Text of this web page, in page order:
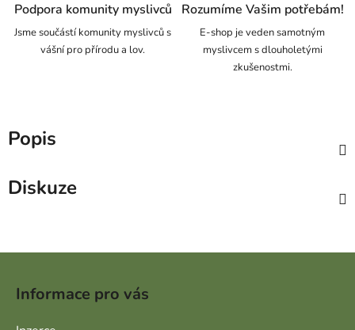
Podpora komunity myslivců
Jsme součástí komunity myslivců s
vášní pro přírodu a lov.
Rozumíme Vašim potřebám!
E-shop je veden samotným
myslivcem s dlouholetými
zkušenostmi.
Popis
Diskuze
Informace pro vás